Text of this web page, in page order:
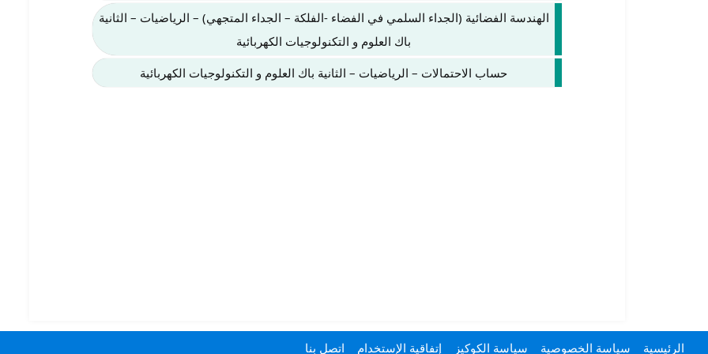
الهندسة الفضائية (الجداء السلمي في الفضاء -الفلكة – الجداء المتجهي) – الرياضيات – الثانية
باك العلوم و التكنولوجيات الكهربائية
حساب الاحتمالات – الرياضيات – الثانية باك العلوم و التكنولوجيات الكهربائية
الرئيسية سياسة الخصوصية سياسة الكوكيز إتفاقية الإستخدام اتصل بنا